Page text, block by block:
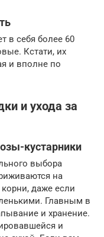
в себя более 60
Кстати, их
и вполне по
и ухода за
кустарники
выбора
на
даже если
Главным в
и хранение.
и